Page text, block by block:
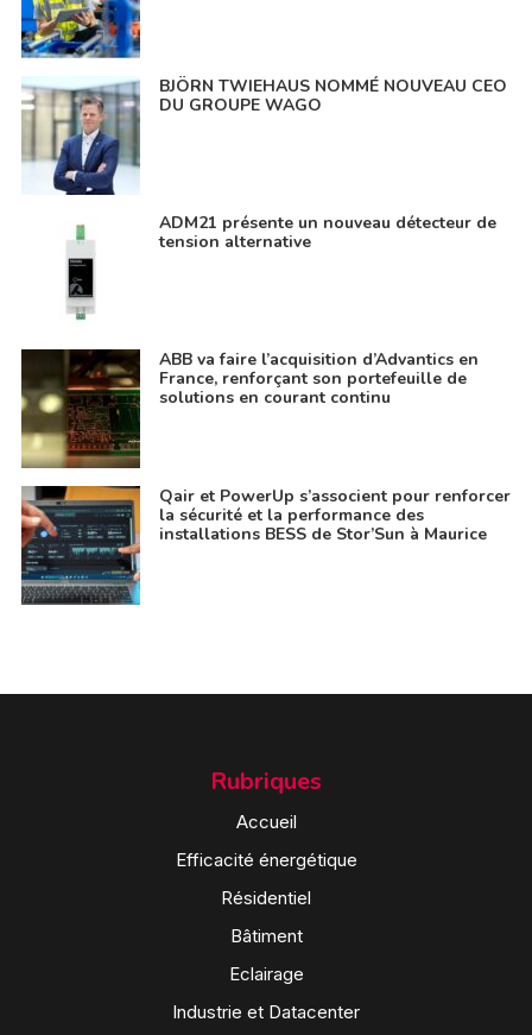
BJÖRN TWIEHAUS NOMMÉ NOUVEAU CEO
DU GROUPE WAGO
ADM21 présente un nouveau détecteur de
tension alternative
ABB va faire l’acquisition d’Advantics en
France, renforçant son portefeuille de
solutions en courant continu
Qair et PowerUp s’associent pour renforcer
la sécurité et la performance des
installations BESS de Stor’Sun à Maurice
Rubriques
Accueil
Efficacité énergétique
Résidentiel
Bâtiment
Eclairage
Industrie et Datacenter